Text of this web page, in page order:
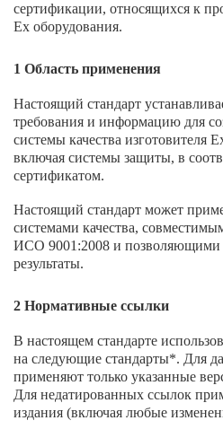
сертификации, относящихся к
Ех оборудования.
1 Область применения
Настоящий стандарт
требования и информацию для
системы качества изготовителя
включая системы защиты, в
сертификатом.
Настоящий стандарт может
системами качества,
ИСО 9001:2008 и позволяющими
результаты.
2 Нормативные ссылки
В настоящем стандарте
на следующие стандарты*. Для
применяют только указанные
Для недатированных ссылок
издания (включая любые